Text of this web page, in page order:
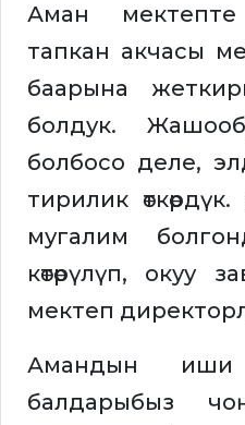
Аман
тапкан акчасы
баарына
болдук.
болбосо деле,
тирилик
мугалим
көтөрүлүп, окуу
мектеп
Амандын
балдарыбыз